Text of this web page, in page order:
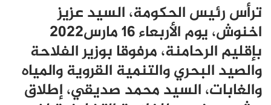
ترأس رئيس الحكومة، السيد عزيز
اخنوش، يوم الأربعاء 16 مارس2022
بإقليم الرحامنة، مرفوقا بوزير الفلاحة
والصيد البحري والتنمية القروية والمياه
والغابات، السيد محمد صديقي، إطلاق